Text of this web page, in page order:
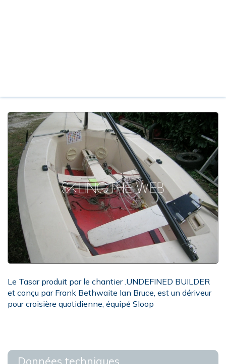
Le Tasar produit par le chantier .UNDEFINED BUILDER
et conçu par Frank Bethwaite Ian Bruce, est un dériveur
pour croisière quotidienne, équipé Sloop
Données techniques